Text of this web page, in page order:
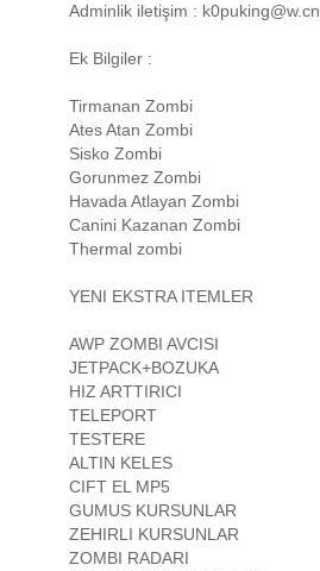
Adminlik iletişim : k0puking@w.cn
Ek Bilgiler :
Tirmanan Zombi
Ates Atan Zombi
Sisko Zombi
Gorunmez Zombi
Havada Atlayan Zombi
Canini Kazanan Zombi
Thermal zombi
YENI EKSTRA ITEMLER
AWP ZOMBI AVCISI
JETPACK+BOZUKA
HIZ ARTTIRICI
TELEPORT
TESTERE
ALTIN KELES
CIFT EL MP5
GUMUS KURSUNLAR
ZEHIRLI KURSUNLAR
ZOMBI RADARI